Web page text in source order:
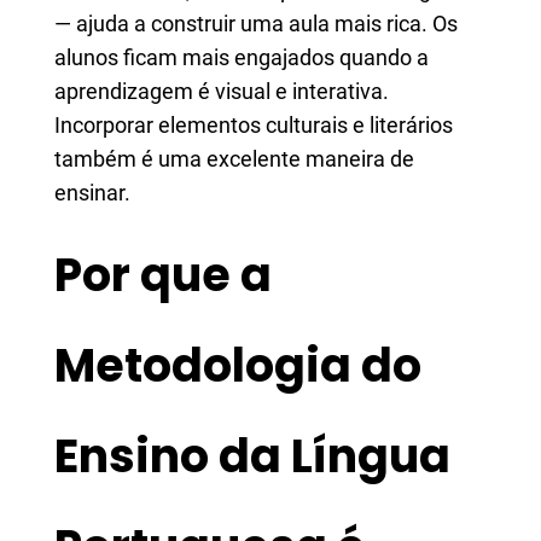
— ajuda a construir uma aula mais rica. Os
alunos ficam mais engajados quando a
aprendizagem é visual e interativa.
Incorporar elementos culturais e literários
também é uma excelente maneira de
ensinar.
Por que a
Metodologia do
Ensino da Língua